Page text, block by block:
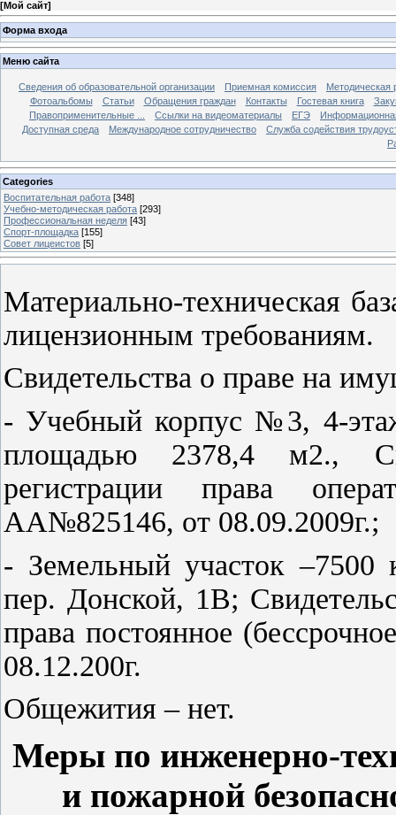
[Мой сайт]
Форма входа
Меню сайта
Сведения об образовательной организации Приемная комиссия
Методическая
Фотоальбомы
Статьи Обращения граждан Контакты Гостевая книга
Правоприменительные ...
Ссылки на видеоматериалы ЕГЭ
Доступная среда
Международное сотрудничество
Служба содействия
Categories
Воспитательная работа [348]
Учебно-методическая работа [293]
Профессиональная неделя [43]
Спорт-площадка [155]
Совет лицеистов [5]
Материально-техническая
лицензионным требованиям.
Свидетельства о праве на
- Учебный корпус №3, 4-
площадью 2378,4 м2.,
регистрации права
АА№825146, от 08.09.2009г.;
- Земельный участок –7500
пер. Донской, 1В;
права постоянное
08.12.200г.
Общежития – нет.
Меры по инженерно-
и пожарной